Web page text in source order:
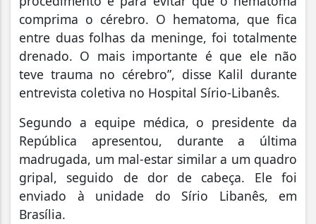
comprima o cérebro. O hematoma, que fica
entre duas folhas da meninge, foi totalmente
drenado. O mais importante é que ele não
teve trauma no cérebro”, disse Kalil durante
entrevista coletiva no Hospital Sírio-Libanês.
Segundo a equipe médica, o presidente da
República apresentou, durante a última
madrugada, um mal-estar similar a um quadro
gripal, seguido de dor de cabeça. Ele foi
enviado à unidade do Sírio Libanês, em
Brasília.